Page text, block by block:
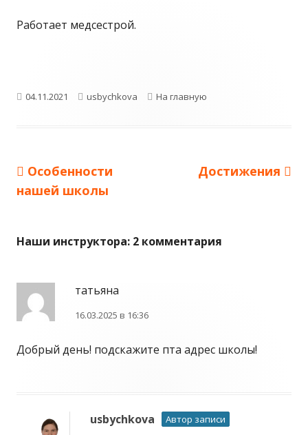
Работает медсестрой.
Опубликовано
04.11.2021 Автор
usbychkova Рубрики
На главную
Навигация
записям
Предыдущая
запись:
Особенности
нашей школы
Следующая
Достижения
Наши инструктора: 2 комментария
татьяна
16.03.2025 в 16:36
Добрый день! подскажите пта адрес школы!
usbychkova
Автор записи